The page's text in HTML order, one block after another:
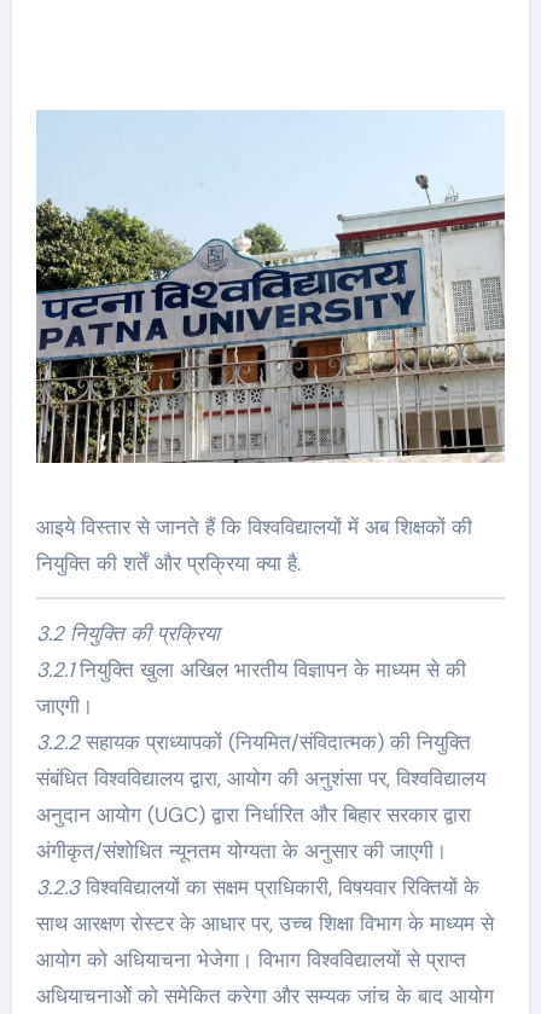
आइये विस्तार से जानते हैं कि विश्वविद्यालयों में अब शिक्षकों की
नियुक्ति की शर्तें और प्रक्रिया क्या है.
3.2 नियुक्ति की प्रक्रिया
3.2.1नियुक्ति खुला अखिल भारतीय विज्ञापन के माध्यम से की
जाएगी।
3.2.2सहायक प्राध्यापकों (नियमित/संविदात्मक) की नियुक्ति
संबंधित विश्वविद्यालय द्वारा, आयोग की अनुशंसा पर, विश्वविद्यालय
अनुदान आयोग (UGC) द्वारा निर्धारित और बिहार सरकार द्वारा
अंगीकृत/संशोधित न्यूनतम योग्यता के अनुसार की जाएगी।
3.2.3विश्वविद्यालयों का सक्षम प्राधिकारी, विषयवार रिक्तियों के
साथ आरक्षण रोस्टर के आधार पर, उच्च शिक्षा विभाग के माध्यम से
आयोग को अधियाचना भेजेगा। विभाग विश्वविद्यालयों से प्राप्त
अधियाचनाओें को समेकित करेगा और सम्यक जांच के बाद आयोग